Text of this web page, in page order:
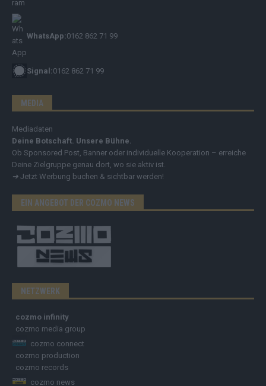
WhatsApp:0162 862 71 99
Signal:0162 862 71 99
MEDIA
Mediadaten
Deine Botschaft. Unsere Bühne.
Ob Sponsored Post, Banner oder individuelle Kooperation – erreiche
Deine Zielgruppe genau dort, wo sie aktiv ist.
➔ Jetzt Werbung buchen & sichtbar werden!
EIN ANGEBOT DER COZMO NEWS
NETZWERK
cozmo infinity
cozmo media group
cozmo connect
cozmo production
cozmo records
cozmo news